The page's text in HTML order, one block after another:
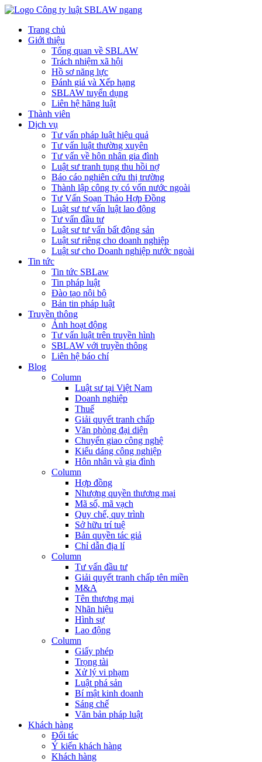
Trang chủ
Giới thiệu
Tổng quan về SBLAW
Trách nhiệm xã hội
Hồ sơ năng lực
Đánh giá và Xếp hạng
SBLAW tuyển dụng
Liên hệ hãng luật
Thành viên
Dịch vụ
Tư vấn pháp luật hiệu quả
Tư vấn luật thường xuyên
Tư vấn về hôn nhân gia đình
Luật sư tranh tụng thu hồi nợ
Báo cáo nghiên cứu thị trường
Thành lập công ty có vốn nước ngoài
Tư Vấn Soạn Thảo Hợp Đồng
Luật sư tư vấn luật lao động
Tư vấn đầu tư
Luật sư tư vấn bất động sản
Luật sư riêng cho doanh nghiệp
Luật sư cho Doanh nghiệp nước ngoài
Tin tức
Tin tức SBLaw
Tin pháp luật
Đào tạo nội bộ
Bản tin pháp luật
Truyền thông
Ảnh hoạt động
Tư vấn luật trên truyền hình
SBLAW với truyền thông
Liên hệ báo chí
Blog
Column
Luật sư tại Việt Nam
Doanh nghiệp
Thuế
Giải quyết tranh chấp
Văn phòng đại diện
Chuyển giao công nghệ
Kiểu dáng công nghiệp
Hôn nhân và gia đình
Column
Hợp đồng
Nhượng quyền thương mại
Mã số, mã vạch
Quy chế, quy trình
Sở hữu trí tuệ
Bản quyền tác giả
Chỉ dẫn địa lí
Column
Tư vấn đầu tư
Giải quyết tranh chấp tên miền
M&A
Tên thương mại
Nhãn hiệu
Hình sự
Lao động
Column
Giấy phép
Trọng tài
Xử lý vi phạm
Luật phá sản
Bí mật kinh doanh
Sáng chế
Văn bản pháp luật
Khách hàng
Đối tác
Ý kiến khách hàng
Khách hàng